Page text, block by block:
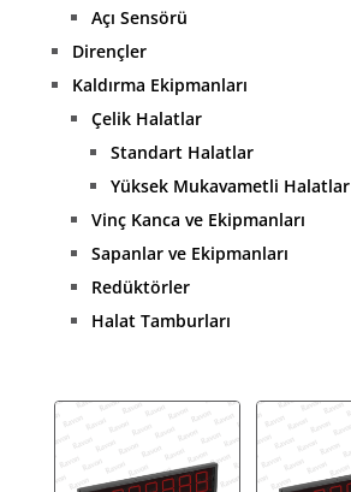
Açı Sensörü
Dirençler
Kaldırma Ekipmanları
Çelik Halatlar
Standart Halatlar
Yüksek Mukavametli Halatlar
Vinç Kanca ve Ekipmanları
Sapanlar ve Ekipmanları
Redüktörler
Halat Tamburları